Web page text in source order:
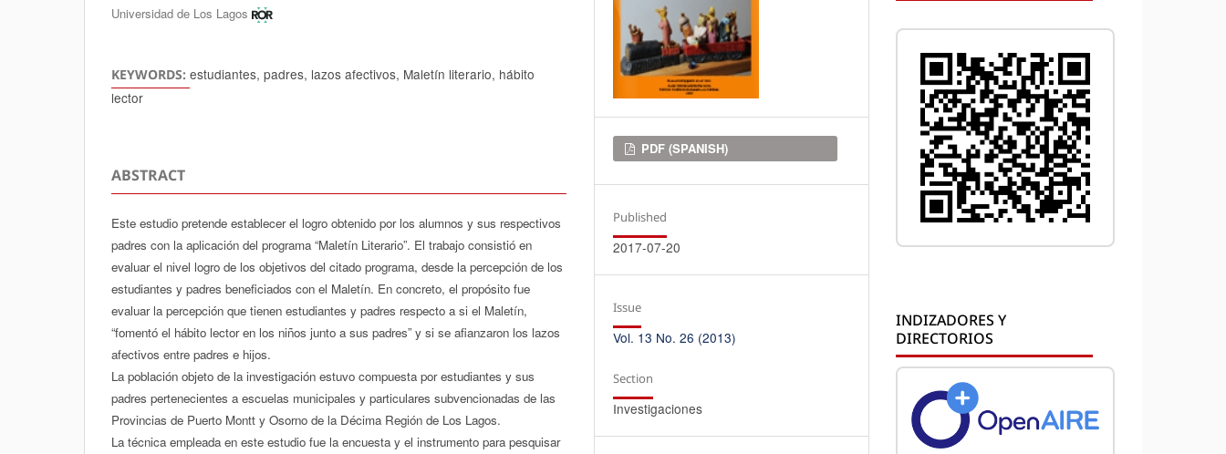
Universidad de Los Lagos
KEYWORDS: estudiantes, padres, lazos afectivos, Maletín literario, hábito
lector
ABSTRACT
Este estudio pretende establecer el logro obtenido por los alumnos y sus respectivos
padres con la aplicación del programa “Maletín Literario”. El trabajo consistió en
evaluar el nivel logro de los objetivos del citado programa, desde la percepción de los
estudiantes y padres beneficiados con el Maletín. En concreto, el propósito fue
evaluar la percepción que tienen estudiantes y padres respecto a si el Maletín,
“fomentó el hábito lector en los niños junto a sus padres” y si se afianzaron los lazos
afectivos entre padres e hijos.
La población objeto de la investigación estuvo compuesta por estudiantes y sus
padres pertenecientes a escuelas municipales y particulares subvencionadas de las
Provincias de Puerto Montt y Osorno de la Décima Región de Los Lagos.
La técnica empleada en este estudio fue la encuesta y el instrumento para pesquisar
Downloads
PDF (SPANISH)
Published
2017-07-20
Issue
Vol. 13 No. 26 (2013)
Section
Investigaciones
INDIZADORES Y
DIRECTORIOS